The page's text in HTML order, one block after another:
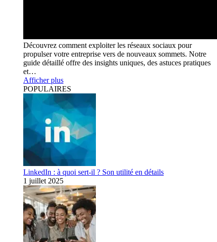
Découvrez comment exploiter les réseaux sociaux pour
propulser votre entreprise vers de nouveaux sommets. Notre
guide détaillé offre des insights uniques, des astuces pratiques
et…
Afficher plus
POPULAIRES
LinkedIn : à quoi sert-il ? Son utilité en détails
1 juillet 2025